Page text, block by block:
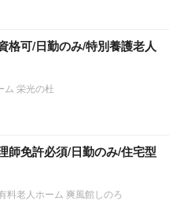
格可/日勤のみ/特別養護老人
ム 栄光の杜
師免許必須/日勤のみ/住宅型
料老人ホーム 爽風館しのろ